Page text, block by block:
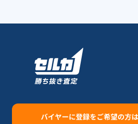
バイヤーに登録をご希望の方